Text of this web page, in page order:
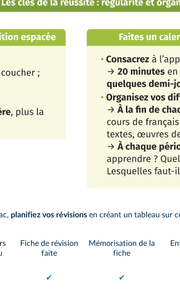
planifiez vos révisions en créant un tableau sur
Fiche de révision
faite
Mémorisation de la
fiche
✔ ✔